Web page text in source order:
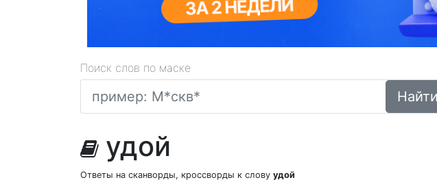
Поиск слов по маске
Найти
удой
Ответы на сканворды, кроссворды к слову удой